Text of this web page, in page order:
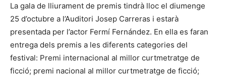
La gala de lliurament de premis tindrà lloc el diumenge
25 d’octubre a l’Auditori Josep Carreras i estarà
presentada per l’actor Fermí Fernández. En ella es faran
entrega dels premis a les diferents categories del
festival: Premi internacional al millor curtmetratge de
ficció; premi nacional al millor curtmetratge de ficció;